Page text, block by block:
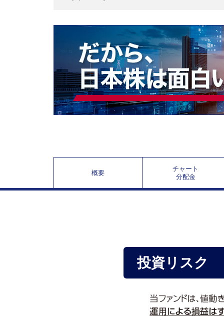
概要
チャート
分配金
投資リスク